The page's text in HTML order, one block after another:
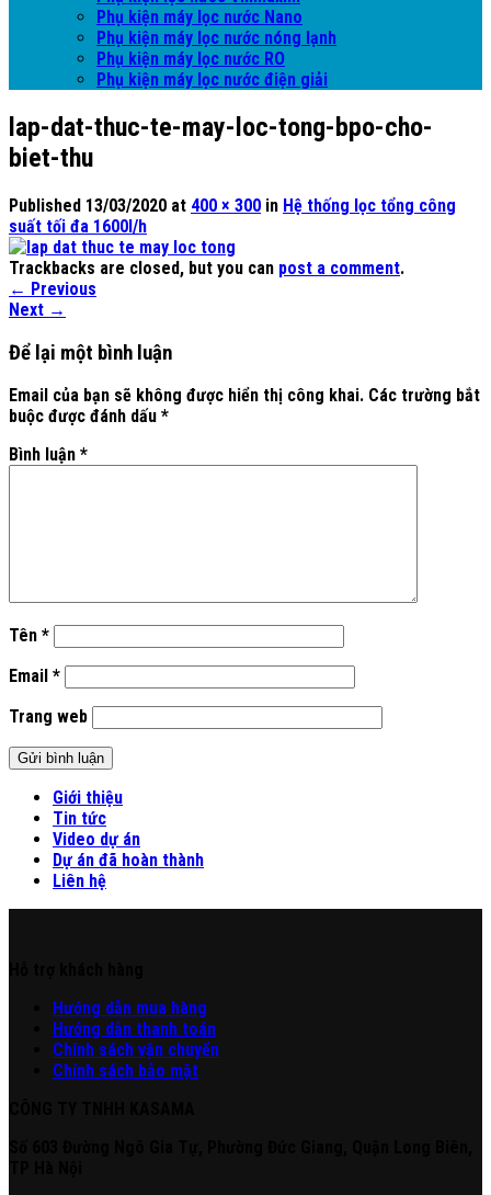
Phụ kiện máy lọc nước Nano
Phụ kiện máy lọc nước nóng lạnh
Phụ kiện máy lọc nước RO
Phụ kiện máy lọc nước điện giải
lap-dat-thuc-te-may-loc-tong-bpo-cho-
biet-thu
Published 13/03/2020 at 400 × 300 in Hệ thống lọc tổng công
suất tối đa 1600l/h
Trackbacks are closed, but you can post a comment.
← Previous
Next →
Để lại một bình luận
Email của bạn sẽ không được hiển thị công khai. Các trường bắt
buộc được đánh dấu *
Bình luận *
Tên *
Email *
Trang web
Giới thiệu
Tin tức
Video dự án
Dự án đã hoàn thành
Liên hệ
Hướng dẫn mua hàng
Hướng dẫn thanh toán
Chính sách vận chuyển
Chính sách bảo mật